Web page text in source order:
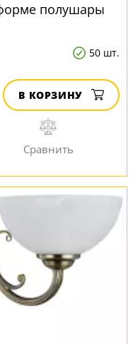
полушары
50 шт.
В КОРЗИНУ